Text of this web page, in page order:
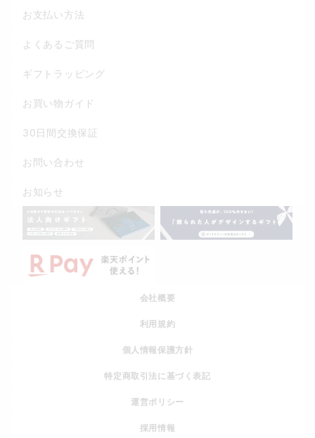
お支払い方法
よくあるご質問
ギフトラッピング
お買い物ガイド
30日間交換保証
お問い合わせ
お知らせ
会社概要
利用規約
個人情報保護方針
特定商取引法に基づく表記
運営ポリシー
採用情報